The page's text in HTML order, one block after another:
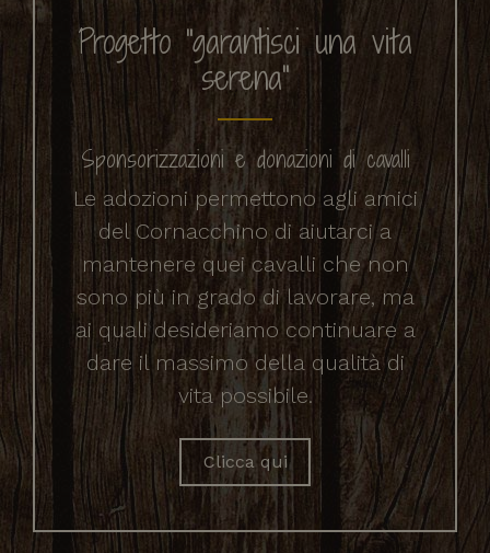
Progetto "garantisci una vita
serena"
Sponsorizzazioni e donazioni di cavalli
Le adozioni permettono agli amici
del Cornacchino di aiutarci a
mantenere quei cavalli che non
sono più in grado di lavorare, ma
ai quali desideriamo continuare a
dare il massimo della qualità di
vita possibile.
Clicca qui